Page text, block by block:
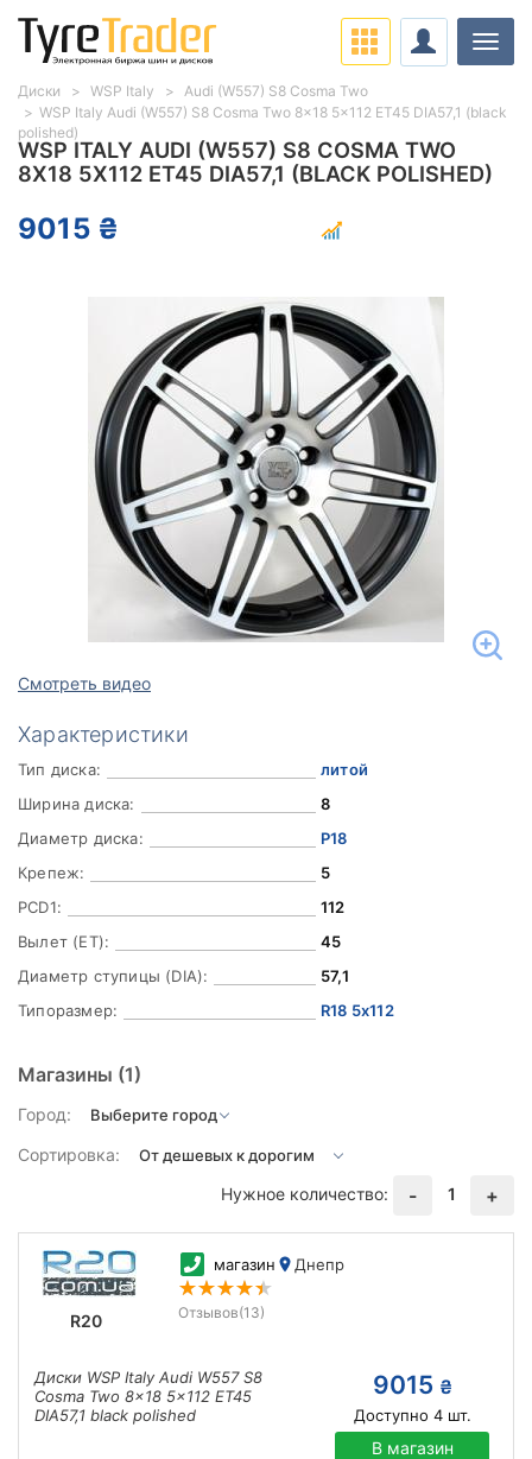
WSP ITALY AUDI (W557) S8 COSMA TWO
8X18 5X112 ET45 DIA57,1 (BLACK POLISHED)
9015 ₴
Смотреть видео
Характеристики
Тип диска:
литой
Ширина диска:
8
Диаметр диска:
Р18
Крепеж:
5
PCD1:
112
Вылет (ET):
45
Диаметр ступицы (DIA):
57,1
Типоразмер:
R18 5x112
Магазины (1)
Город:
Сортировка:
Нужное количество:
- 1 +
R20
магазин Днепр
Отзывов(13)
Диски WSP Italy Audi W557 S8
Cosma Two 8x18 5x112 ET45
DIA57,1 black polished
9015 ₴
Доступно 4шт.
В магазин
Диски WSP Italy
Audi (W557) S8 Cosma Two
WSP Italy Audi (W557) S8 Cosma Two 8x18 5x112 ET45 DIA57,1 (black
polished)